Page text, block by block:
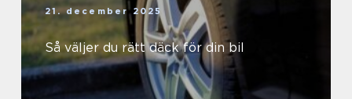
21. december 2025
Så väljer du rätt däck för din bil